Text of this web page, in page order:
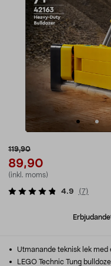
119,90
89,90
(inkl. moms)
4.9 (7)
Utmanande teknisk lek
LEGO Technic Tung